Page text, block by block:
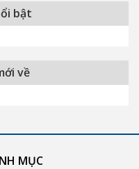
bật
về
MỤC